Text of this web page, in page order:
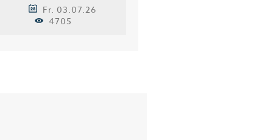
Fr. 03.07.26
4705